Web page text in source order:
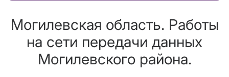
Могилевская область. Работы
на сети передачи данных
Могилевского района.